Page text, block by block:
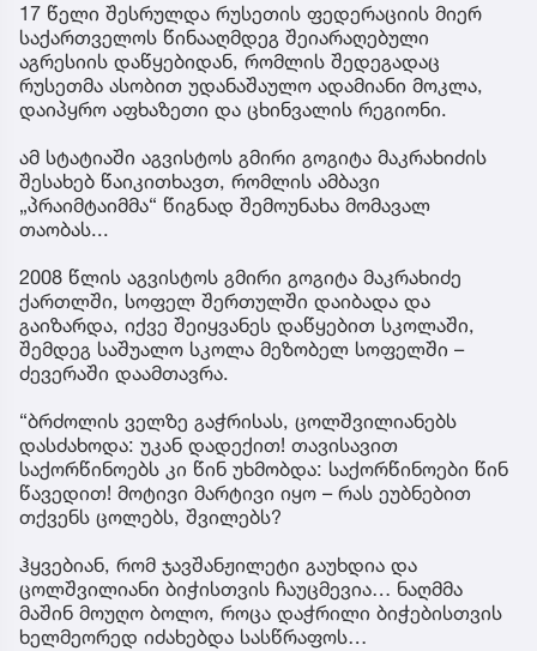
17 წელი შესრულდა რუსეთის ფედერაციის მიერ
საქართველოს წინააღმდეგ შეიარაღებული
აგრესიის დაწყებიდან, რომლის შედეგადაც
რუსეთმა ასობით უდანაშაულო ადამიანი მოკლა,
დაიპყრო აფხაზეთი და ცხინვალის რეგიონი.
ამ სტატიაში აგვისტოს გმირი გოგიტა მაკრახიძის
შესახებ წაიკითხავთ, რომლის ამბავი
„პრაიმტაიმმა“ წიგნად შემოუნახა მომავალ
თაობას...
2008 წლის აგვისტოს გმირი გოგიტა მაკრახიძე
ქართლში, სოფელ შერთულში დაიბადა და
გაიზარდა, იქვე შეიყვანეს დაწყებით სკოლაში,
შემდეგ საშუალო სკოლა მეზობელ სოფელში –
ძევერაში დაამთავრა.
“ბრძოლის ველზე გაჭრისას, ცოლშვილიანებს
დასძახოდა: უკან დადექით! თავისავით
საქორწინოებს კი წინ უხმობდა: საქორწინოები წინ
წავედით! მოტივი მარტივი იყო – რას ეუბნებით
თქვენს ცოლებს, შვილებს?
ჰყვებიან, რომ ჯავშანჟილეტი გაუხდია და
ცოლშვილიანი ბიჭისთვის ჩაუცმევია… ნაღმმა
მაშინ მოუღო ბოლო, როცა დაჭრილი ბიჭებისთვის
ხელმეორედ იძახებდა სასწრაფოს…